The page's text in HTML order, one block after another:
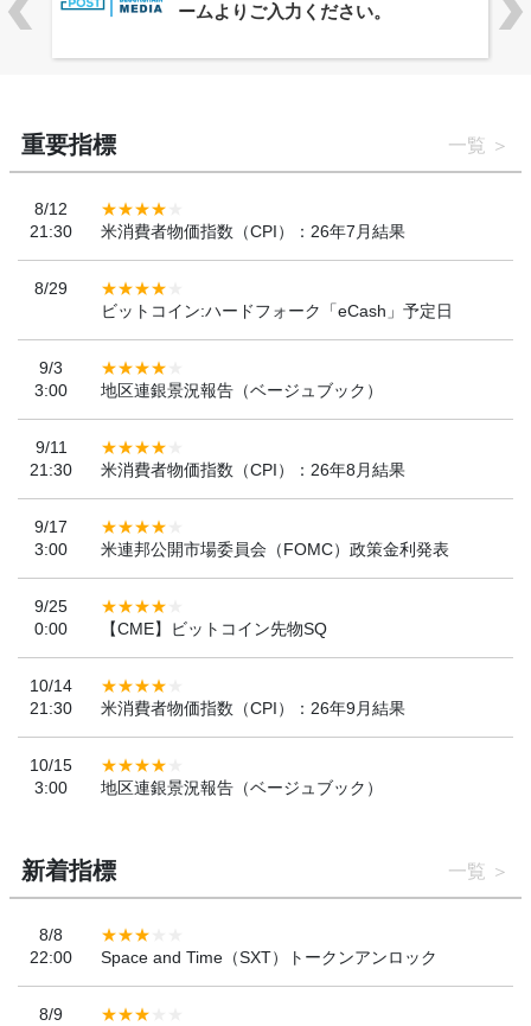
「WebX2026」とのコラボレーショ
重要指標 一覧
8/12
21:30
米消費者物価指数（CPI）：26年7月結果
8/29
ビットコイン:ハードフォーク「eCash」予定日
9/3
3:00
地区連銀景況報告（ベージュブック）
9/11
21:30
米消費者物価指数（CPI）：26年8月結果
9/17
3:00
米連邦公開市場委員会（FOMC）政策金利発表
9/25
0:00
【CME】ビットコイン先物SQ
10/14
21:30
米消費者物価指数（CPI）：26年9月結果
10/15
3:00
地区連銀景況報告（ベージュブック）
新着指標 一覧
8/8
22:00
Space and Time（SXT）トークンアンロック
8/9